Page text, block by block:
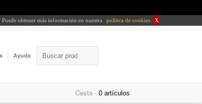
obtener más información en nuestra política de cookies X
Ayuda
Cesta -